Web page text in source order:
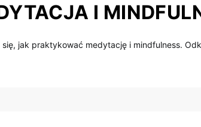
I
się, jak praktykować medytację i mindfulness.